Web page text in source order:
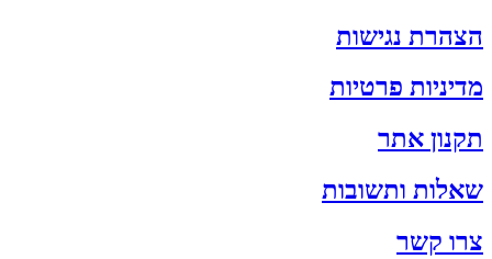
הצהרת נגישות
מדיניות פרטיות
תקנון אתר
שאלות ותשובות
צרו קשר